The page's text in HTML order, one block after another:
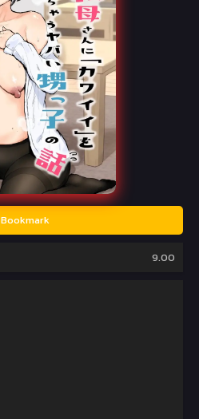
Bookmark
9.00